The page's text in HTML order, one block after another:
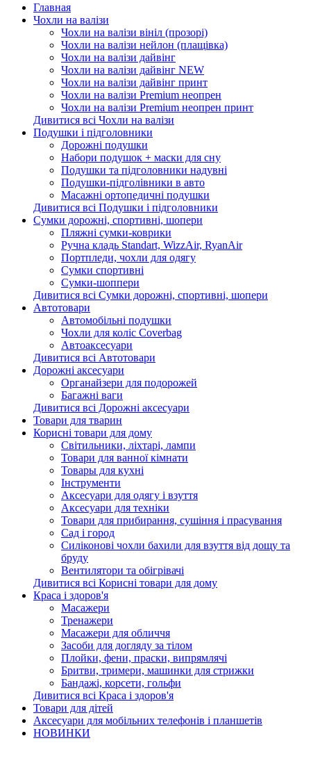
Главная
Чохли на валізи
Чохли на валізи вініл (прозорі)
Чохли на валізи нейлон (плащівка)
Чохли на валізи дайвінг
Чохли на валізи дайвінг NEW
Чохли на валізи дайвінг принт
Чохли на валізи Premium неопрен
Чохли на валізи Premium неопрен принт
Дивитися всі Чохли на валізи
Подушки і підголовники
Дорожні подушки
Набори подушок + маски для сну
Подушки та підголовники надувні
Подушки-підголівники в авто
Масажні ортопедичні подушки
Дивитися всі Подушки і підголовники
Сумки дорожні, спортивні, шопери
Пляжні сумки-коврики
Ручна кладь Standart, WizzAir, RyanAir
Портпледи, чохли для одягу
Сумки спортивні
Сумки-шоппери
Дивитися всі Сумки дорожні, спортивні, шопери
Автотовари
Автомобільні подушки
Чохли для коліс Coverbag
Автоаксесуари
Дивитися всі Автотовари
Дорожні аксесуари
Органайзери для подорожей
Багажні ваги
Дивитися всі Дорожні аксесуари
Товари для тварин
Корисні товари для дому
Світильники, ліхтарі, лампи
Товари для ванної кімнати
Товары для кухні
Інструменти
Аксесуари для одягу і взуття
Аксесуари для техніки
Товари для прибирання, сушіння і прасування
Сад і город
Силіконові чохли бахили для взуття від дощу та
бруду
Вентилятори та обігрівачі
Дивитися всі Корисні товари для дому
Краса і здоров'я
Масажери
Тренажери
Масажери для обличчя
Засоби для догляду за тілом
Плойки, фени, праски, випрямлячі
Бритви, тримери, машинки для стрижки
Бандажі, корсети, гольфи
Дивитися всі Краса і здоров'я
Товари для дітей
Аксесуари для мобільних телефонів і планшетів
НОВИНКИ